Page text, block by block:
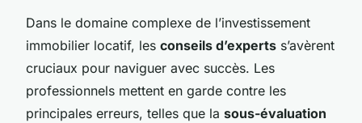
Dans le domaine complexe de l’investissement
immobilier locatif, les conseils d’experts s’avèrent
cruciaux pour naviguer avec succès. Les
professionnels mettent en garde contre les
principales erreurs, telles que la sous-évaluation